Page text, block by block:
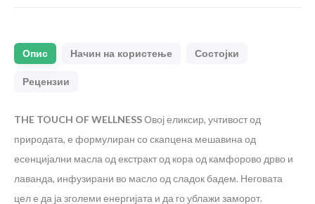
Опис Начин на користење Состојки
Рецензии
THE TOUCH OF WELLNESSОвој еликсир, учтивост од
природата, е формулиран со скапцена мешавина од
есенцијални масла од екстракт од кора од камфорово дрво и
лаванда, инфузирани во масло од сладок бадем. Неговата
цел е да ја зголеми енергијата и да го ублажи заморот.